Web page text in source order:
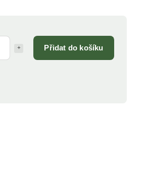
Přidat do košíku